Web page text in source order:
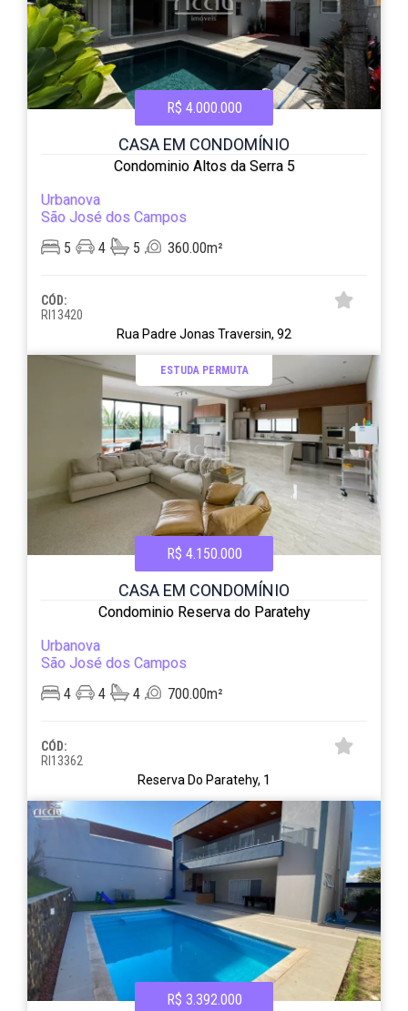
R$ 4.000.000
CASA EM CONDOMÍNIO
Condominio Altos da Serra 5
Urbanova
São José dos Campos
5
4 5 360.00m²
CÓD:
RI13420
Rua Padre Jonas Traversin, 92
ESTUDA PERMUTA
R$ 4.150.000
CASA EM CONDOMÍNIO
Condominio Reserva do Paratehy
Urbanova
São José dos Campos
4
4 4 700.00m²
CÓD:
RI13362
Reserva Do Paratehy, 1
R$ 3.392.000